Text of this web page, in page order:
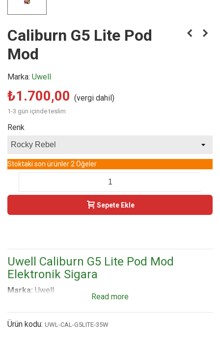
Caliburn G5 Lite Pod
Mod
Marka: Uwell
₺1.700,00 (vergi dahil)
1-3 gün içinde teslim
Renk
Stoktaki son ürünler2 Öğeler
Sepete Ekle
Uwell Caliburn G5 Lite Pod Mod
Elektronik Sigara
Marka: Uwell
Uwell Caliburn G5 Lite Pod Mod Kit
Gövde Tipi:Ultra Hafif ve Dayanıklı Polikarbon Gövde
(Pocket-Friendly)
Read more
Ürün kodu: UWL-CAL-G5LITE-35W